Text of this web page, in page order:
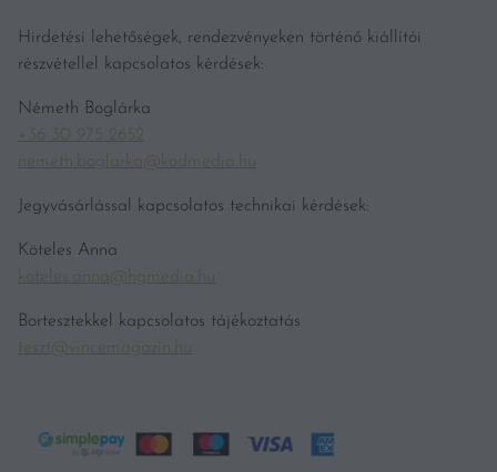
Hirdetési lehetőségek, rendezvényeken történő kiállítói
részvétellel kapcsolatos kérdések:
Németh Boglárka
+36 30 975 2652
nemeth.boglarka@kodmedia.hu
Jegyvásárlással kapcsolatos technikai kérdések:
Köteles Anna
koteles.anna@hgmedia.hu
Bortesztekkel kapcsolatos tájékoztatás
teszt@vincemagazin.hu